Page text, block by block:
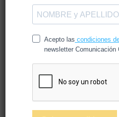
El buzoneo
15 de abril de 2021 / enCG